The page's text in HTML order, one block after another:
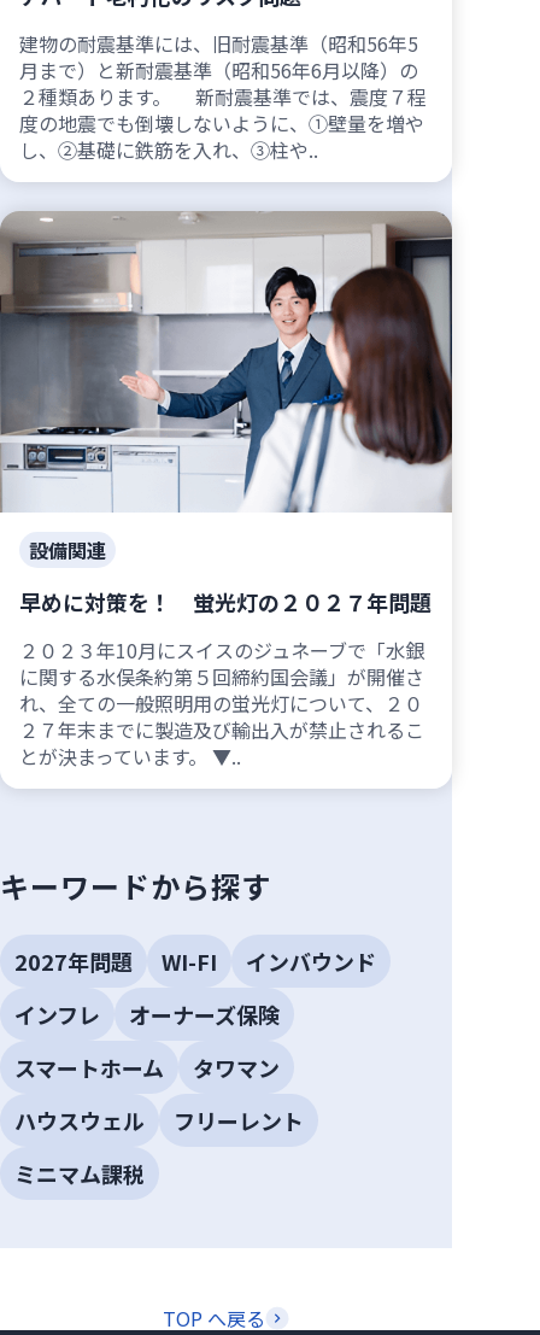
建物の耐震基準には、旧耐震基準（昭和56年5
月まで）と新耐震基準（昭和56年6月以降）の
２種類あります。 新耐震基準では、震度７程
度の地震でも倒壊しないように、①壁量を増や
し、②基礎に鉄筋を入れ、③柱や..
設備関連
早めに対策を！ 蛍光灯の２０２７年問題
２０２３年10月にスイスのジュネーブで「水銀
に関する水俣条約第５回締約国会議」が開催さ
れ、全ての一般照明用の蛍光灯について、２０
２７年末までに製造及び輸出入が禁止されるこ
とが決まっています。 ▼..
キーワードから探す
2027年問題 WI-FI
インバウンド
インフレ
オーナーズ保険
スマートホーム
タワマン
ハウスウェル
フリーレント
ミニマム課税
TOP へ戻る